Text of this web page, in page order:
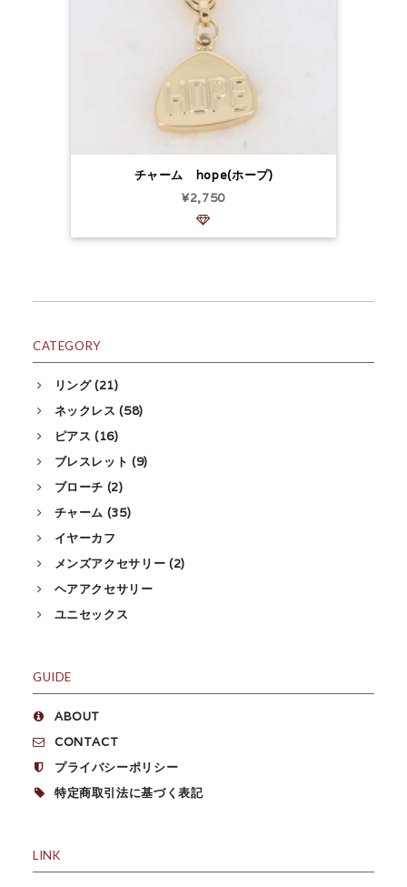
チャーム hope(ホープ)
¥2,750
CATEGORY
リング (21)
ネックレス (58)
ピアス (16)
ブレスレット (9)
ブローチ (2)
チャーム (35)
イヤーカフ
メンズアクセサリー (2)
ヘアアクセサリー
ユニセックス
GUIDE
ABOUT
CONTACT
プライバシーポリシー
特定商取引法に基づく表記
LINK